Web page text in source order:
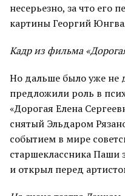
несерьезно, за что его
картины Георгий
Кадр из фильма
Но дальше было уже не
предложили роль в
«Дорогая Елена
снятый Эльдаром
событием в мире
старшеклассника Паши
и открыл перед